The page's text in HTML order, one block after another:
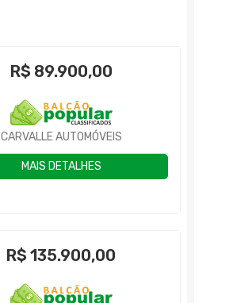
R$ 89.900,00
CARVALLE AUTOMÓVEIS
MAIS DETALHES
R$135.900,00